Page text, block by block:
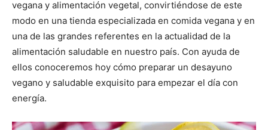
Recetas
vegana y alimentación vegetal, convirtiéndose de este
modo en una tienda especializada en comida vegana y en
una de las grandes referentes en la actualidad de la
alimentación saludable en nuestro país. Con ayuda de
ellos conoceremos hoy cómo preparar un desayuno
vegano y saludable exquisito para empezar el día con
energía.